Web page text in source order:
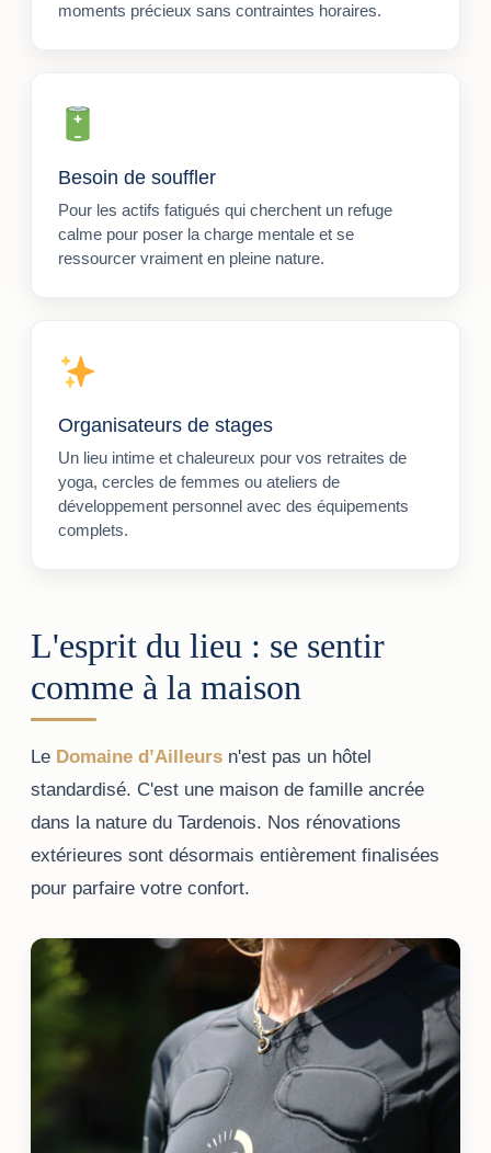
moments précieux sans contraintes horaires.
Besoin de souffler
Pour les actifs fatigués qui cherchent un refuge
calme pour poser la charge mentale et se
ressourcer vraiment en pleine nature.
Organisateurs de stages
Un lieu intime et chaleureux pour vos retraites de
yoga, cercles de femmes ou ateliers de
développement personnel avec des équipements
complets.
L'esprit du lieu : se sentir
comme à la maison
Le Domaine d’Ailleurs n'est pas un hôtel
standardisé. C'est une maison de famille ancrée
dans la nature du Tardenois. Nos rénovations
extérieures sont désormais entièrement finalisées
pour parfaire votre confort.